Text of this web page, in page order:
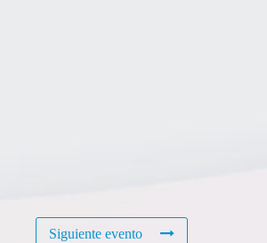
Siguiente evento